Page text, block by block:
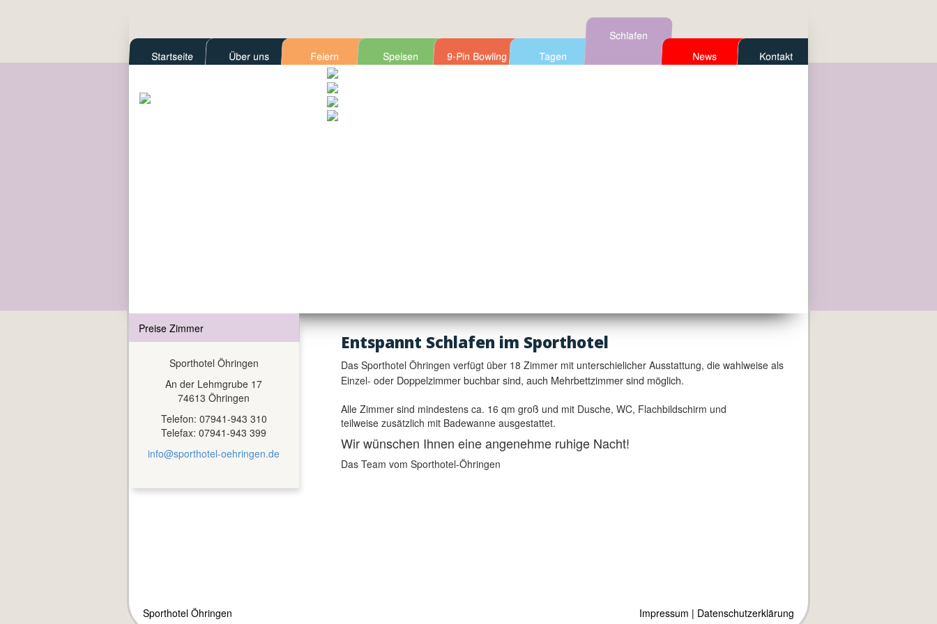
Startseite Über uns Feiern Speisen 9-Pin Bowling Tagen
Schlafen
News
Kontakt
Preise Zimmer
Sporthotel Öhringen
An der Lehmgrube 17
74613 Öhringen
Telefon: 07941-943 310
Telefax: 07941-943 399
info@sporthotel-oehringen.de
Entspannt Schlafen im Sporthotel
Das Sporthotel Öhringen verfügt über 18 Zimmer mit unterschielicher Ausstattung, die wahlweise als
Einzel- oder Doppelzimmer buchbar sind, auch Mehrbettzimmer sind möglich.
Alle Zimmer sind mindestens ca. 16 qm groß und mit Dusche, WC, Flachbildschirm und
teilweise zusätzlich mit Badewanne ausgestattet.
Wir wünschen Ihnen eine angenehme ruhige Nacht!
Das Team vom Sporthotel-Öhringen
Sporthotel Öhringen Impressum | Datenschutzerklärung